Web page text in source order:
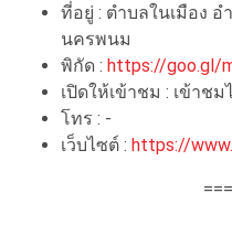
ที่อยู่ : ตำบลในเมือง
นครพนม
พิกัด : https://goo.gl/
เปิดให้เข้าชม : เข้าช
โทร : -
เว็บไซต์ : https://